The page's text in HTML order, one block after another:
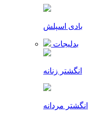
بادی اسپلش
بدلیجات
انگشتر زنانه
انگشتر مردانه